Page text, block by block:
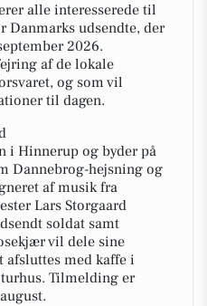
alle interesserede til
Danmarks udsendte, der
2026.
af de lokale
og som vil
til dagen.
i Hinnerup og byder på
Dannebrog-hejsning og
af musik fra
Lars Storgaard
soldat samt
vil dele sine
afsluttes med kaffe i
Tilmelding er